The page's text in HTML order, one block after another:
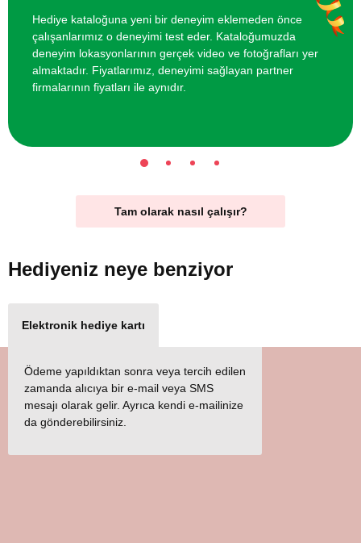
Hediye kataloğuna yeni bir deneyim eklemeden önce
çalışanlarımız o deneyimi test eder. Kataloğumuzda
deneyim lokasyonlarının gerçek video ve fotoğrafları yer
almaktadır. Fiyatlarımız, deneyimi sağlayan partner
firmalarının fiyatları ile aynıdır.
Tam olarak nasıl çalışır?
Hediyeniz neye benziyor
Elektronik hediye kartı
Ödeme yapıldıktan sonra veya tercih edilen
zamanda alıcıya bir e-mail veya SMS
mesajı olarak gelir. Ayrıca kendi e-mailinize
da gönderebilirsiniz.